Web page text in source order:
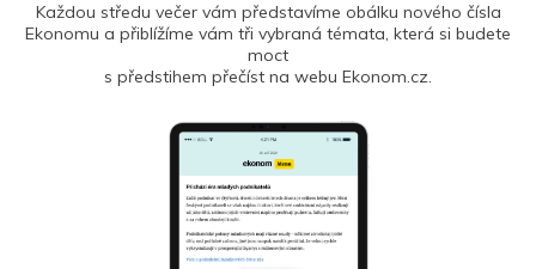
Každou středu večer vám představíme obálku nového čísla
Ekonomu a přiblížíme vám tři vybraná témata, která si budete
moct
s předstihem přečíst na webu Ekonom.cz.